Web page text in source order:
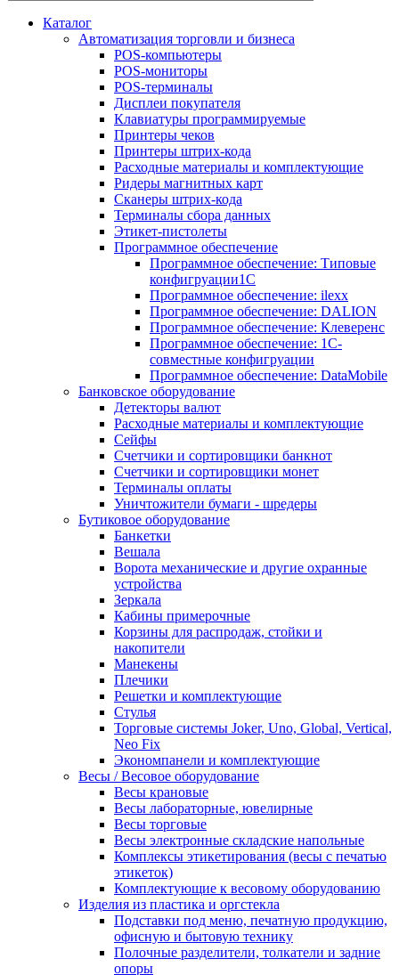
Каталог
Автоматизация торговли и бизнеса
POS-компьютеры
POS-мониторы
POS-терминалы
Дисплеи покупателя
Клавиатуры программируемые
Принтеры чеков
Принтеры штрих-кода
Расходные материалы и комплектующие
Ридеры магнитных карт
Сканеры штрих-кода
Терминалы сбора данных
Этикет-пистолеты
Программное обеспечение
Программное обеспечение: Типовые
конфигруации1С
Программное обеспечение: ilexx
Программное обеспечение: DALION
Программное обеспечение: Клеверенс
Программное обеспечение: 1С-
совместные конфигруации
Программное обеспечение: DataMobile
Банковское оборудование
Детекторы валют
Расходные материалы и комплектующие
Сейфы
Счетчики и сортировщики банкнот
Счетчики и сортировщики монет
Терминалы оплаты
Уничтожители бумаги - шредеры
Бутиковое оборудование
Банкетки
Вешала
Ворота механические и другие охранные
устройства
Зеркала
Кабины примерочные
Корзины для распродаж, стойки и
накопители
Манекены
Плечики
Решетки и комплектующие
Стулья
Торговые системы Joker, Uno, Global, Vertical,
Neo Fix
Экономпанели и комплектующие
Весы / Весовое оборудование
Весы крановые
Весы лабораторные, ювелирные
Весы торговые
Весы электронные складские напольные
Комплексы этикетирования (весы с печатью
этикеток)
Комплектующие к весовому оборудованию
Изделия из пластика и оргстекла
Подставки под меню, печатную продукцию,
офисную и бытовую технику
Полочные разделители, толкатели и задние
опоры